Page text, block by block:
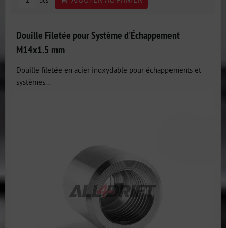
Douille Filetée pour Système d'Échappement
M14x1.5 mm
Douille filetée en acier inoxydable pour échappements et
systèmes...